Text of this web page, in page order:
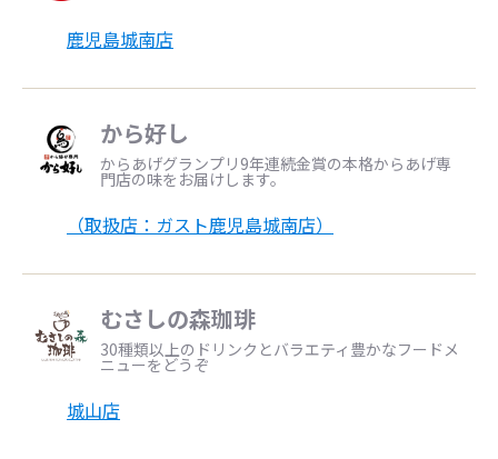
鹿児島城南店
から好し
からあげグランプリ9年連続金賞の本格からあげ専
門店の味をお届けします。
（取扱店：ガスト鹿児島城南店）
むさしの森珈琲
30種類以上のドリンクとバラエティ豊かなフードメ
ニューをどうぞ
城山店